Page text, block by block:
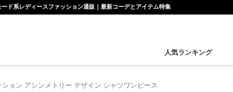
ード系レディースファッション通販｜最新コーデとアイテム特集
人気ランキング
ョン アシンメトリー デザイン シャツワンピース